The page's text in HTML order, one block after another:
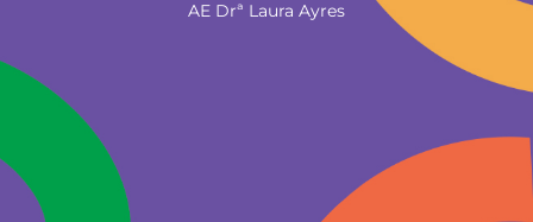
AE Drª Laura Ayres